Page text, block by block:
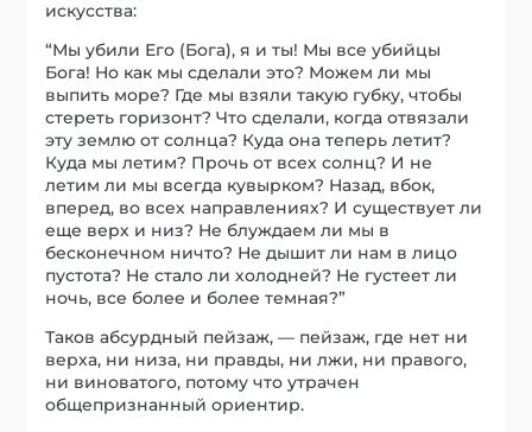
искусства:
“Мы убили Его (Бога), я и ты! Мы все убийцы
Бога! Но как мы сделали это? Можем ли мы
выпить море? Где мы взяли такую губку, чтобы
стереть горизонт? Что сделали, когда отвязали
эту землю от солнца? Куда она теперь летит?
Куда мы летим? Прочь от всех солнц? И не
летим ли мы всегда кувырком? Назад, вбок,
вперед, во всех направлениях? И существует ли
еще верх и низ? Не блуждаем ли мы в
бесконечном ничто? Не дышит ли нам в лицо
пустота? Не стало ли холодней? Не густеет ли
ночь, все более и более темная?”
Таков абсурдный пейзаж, — пейзаж, где нет ни
верха, ни низа, ни правды, ни лжи, ни правого,
ни виноватого, потому что утрачен
общепризнанный ориентир.